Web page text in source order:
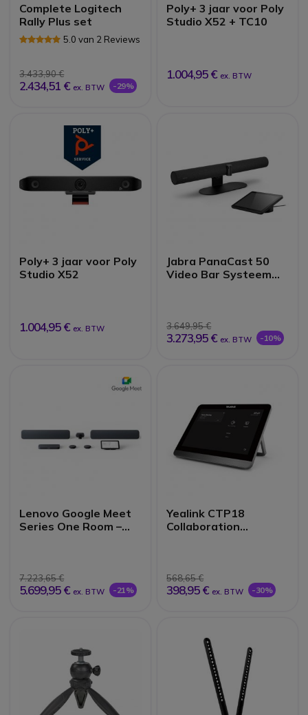
Complete Logitech
Rally Plus set
5.0 van 2 Reviews
3.433,90 €
2.434,51 € ex. BTW -29%
Poly+ 3 jaar voor Poly
Studio X52 + TC10
1.004,95 € ex. BTW
Poly+ 3 jaar voor Poly
Studio X52
1.004,95 € ex. BTW
Jabra PanaCast 50
Video Bar Systeem
3.649,95 €
3.273,95 € ex. BTW -10%
Lenovo Google Meet
Series One Room –
7.223,65 €
5.699,95 € ex. BTW -21%
Yealink CTP18
Collaboration
568,65 €
398,95 € ex. BTW -30%